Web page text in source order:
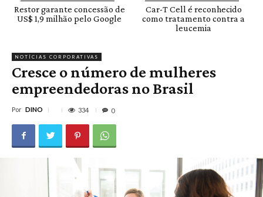
Restor garante concessão de
US$ 1,9 milhão pelo Google
Car-T Cell é reconhecido
como tratamento contra a
leucemia